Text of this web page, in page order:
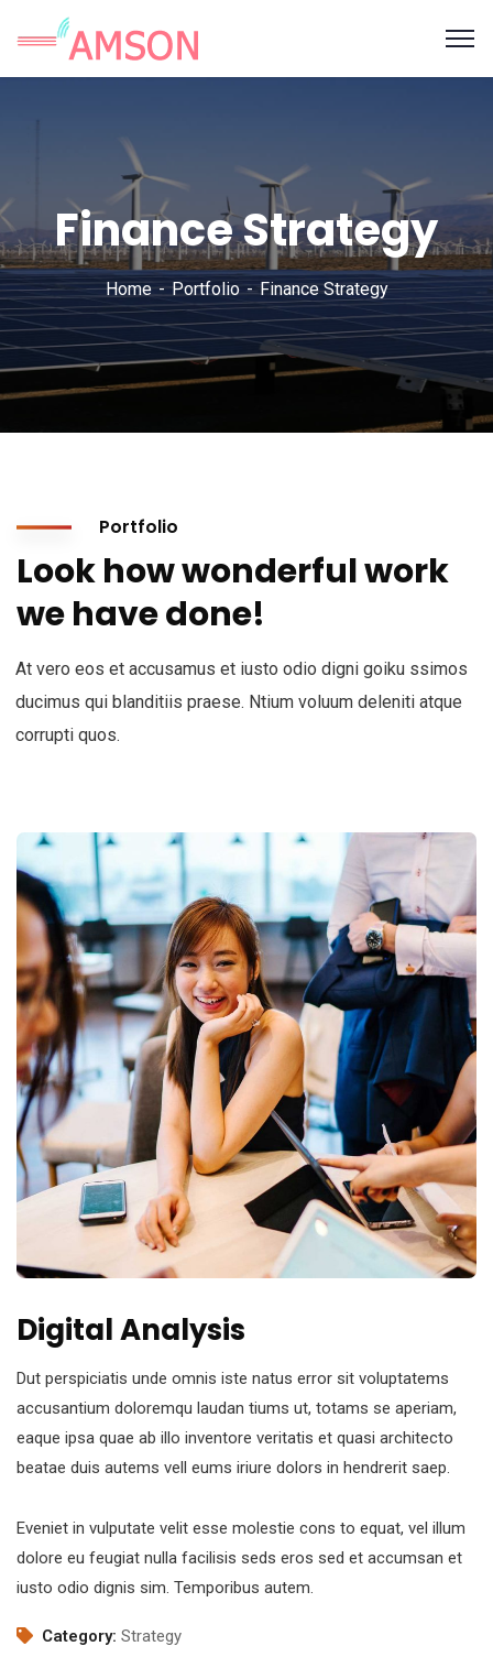
Finance Strategy
Home Portfolio Finance Strategy
Portfolio
Look how wonderful work
we have done!
At vero eos et accusamus et iusto odio digni goiku ssimos
ducimus qui blanditiis praese. Ntium voluum deleniti atque
corrupti quos.
Digital Analysis
Dut perspiciatis unde omnis iste natus error sit voluptatems
accusantium doloremqu laudan tiums ut, totams se aperiam,
eaque ipsa quae ab illo inventore veritatis et quasi architecto
beatae duis autems vell eums iriure dolors in hendrerit saep.
Eveniet in vulputate velit esse molestie cons to equat, vel illum
dolore eu feugiat nulla facilisis seds eros sed et accumsan et
iusto odio dignis sim. Temporibus autem.
Category: Strategy